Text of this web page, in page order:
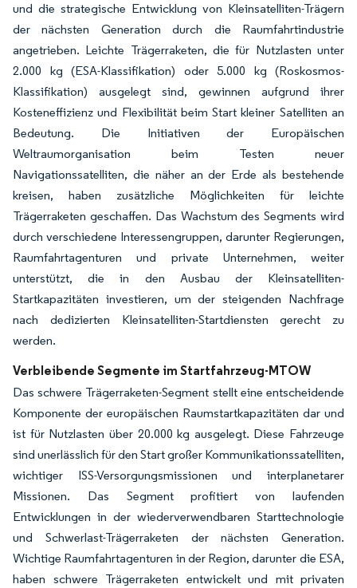
und die strategische Entwicklung von Kleinsatelliten-Trägern
der nächsten Generation durch die Raumfahrtindustrie
angetrieben. Leichte Trägerraketen, die für Nutzlasten unter
2.000 kg (ESA-Klassifikation) oder 5.000 kg (Roskosmos-
Klassifikation) ausgelegt sind, gewinnen aufgrund ihrer
Kosteneffizienz und Flexibilität beim Start kleiner Satelliten an
Bedeutung. Die Initiativen der Europäischen
Weltraumorganisation beim Testen neuer
Navigationssatelliten, die näher an der Erde als bestehende
kreisen, haben zusätzliche Möglichkeiten für leichte
Trägerraketen geschaffen. Das Wachstum des Segments wird
durch verschiedene Interessengruppen, darunter Regierungen,
Raumfahrtagenturen und private Unternehmen, weiter
unterstützt, die in den Ausbau der Kleinsatelliten-
Startkapazitäten investieren, um der steigenden Nachfrage
nach dedizierten Kleinsatelliten-Startdiensten gerecht zu
werden.
Verbleibende Segmente im Startfahrzeug-MTOW
Das schwere Trägerraketen-Segment stellt eine entscheidende
Komponente der europäischen Raumstartkapa­zitäten dar und
ist für Nutzlasten über 20.000 kg ausgelegt. Diese Fahrzeuge
sind unerlässlich für den Start großer Kommunikationssatelliten,
wichtiger ISS-Versorgungsmissionen und interplanetarer
Missionen. Das Segment profitiert von laufenden
Entwicklungen in der wiederverwendbaren Starttechnologie
und Schwerlast-Trägerraketen der nächsten Generation.
Wichtige Raumfahrtagenturen in der Region, darunter die ESA,
haben schwere Trägerraketen entwickelt und mit privaten